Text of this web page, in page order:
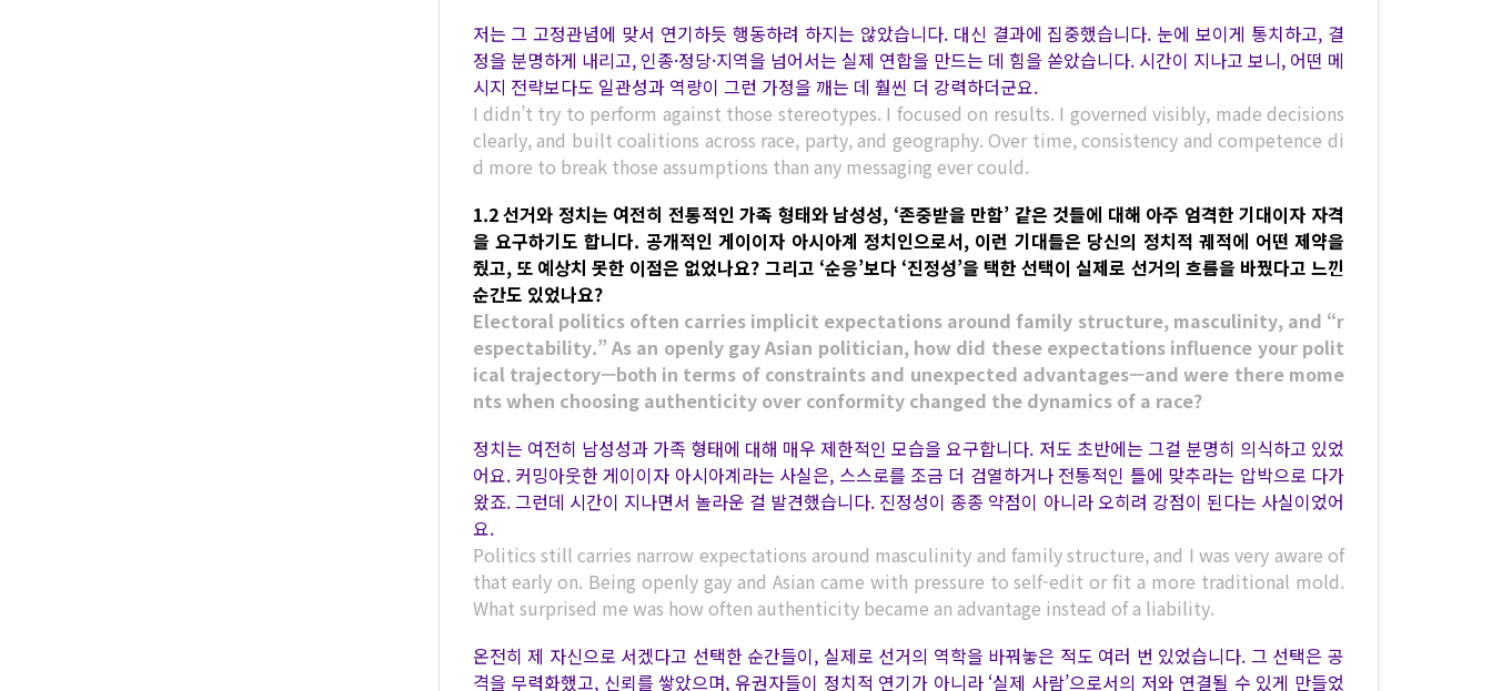
저는 그 고정관념에 맞서 연기하듯 행동하려 하지는 않았습니다. 대신 결과에 집중했습니다. 눈에 보이게 통치하고, 결
정을 분명하게 내리고, 인종·정당·지역을 넘어서는 실제 연합을 만드는 데 힘을 쏟았습니다. 시간이 지나고 보니, 어떤 메
시지 전략보다도 일관성과 역량이 그런 가정을 깨는 데 훨씬 더 강력하더군요.
I didn’t try to perform against those stereotypes. I focused on results. I governed visibly, made decisions
clearly, and built coalitions across race, party, and geography. Over time, consistency and competence di
d more to break those assumptions than any messaging ever could.
1.2 선거와 정치는 여전히 전통적인 가족 형태와 남성성, ‘존중받을 만함’ 같은 것들에 대해 아주 엄격한 기대이자 자격
을 요구하기도 합니다. 공개적인 게이이자 아시아계 정치인으로서, 이런 기대들은 당신의 정치적 궤적에 어떤 제약을
줬고, 또 예상치 못한 이점은 없었나요? 그리고 ‘순응’보다 ‘진정성’을 택한 선택이 실제로 선거의 흐름을 바꿨다고 느낀
순간도 있었나요?
Electoral politics often carries implicit expectations around family structure, masculinity, and “r
espectability.” As an openly gay Asian politician, how did these expectations influence your polit
ical trajectory—both in terms of constraints and unexpected advantages—and were there mome
nts when choosing authenticity over conformity changed the dynamics of a race?
정치는 여전히 남성성과 가족 형태에 대해 매우 제한적인 모습을 요구합니다. 저도 초반에는 그걸 분명히 의식하고 있었
어요. 커밍아웃한 게이이자 아시아계라는 사실은, 스스로를 조금 더 검열하거나 전통적인 틀에 맞추라는 압박으로 다가
왔죠. 그런데 시간이 지나면서 놀라운 걸 발견했습니다. 진정성이 종종 약점이 아니라 오히려 강점이 된다는 사실이었어
요.
Politics still carries narrow expectations around masculinity and family structure, and I was very aware of
that early on. Being openly gay and Asian came with pressure to self-edit or fit a more traditional mold.
What surprised me was how often authenticity became an advantage instead of a liability.
온전히 제 자신으로 서겠다고 선택한 순간들이, 실제로 선거의 역학을 바꿔놓은 적도 여러 번 있었습니다. 그 선택은 공
격을 무력화했고, 신뢰를 쌓았으며, 유권자들이 정치적 연기가 아니라 ‘실제 사람’으로서의 저와 연결될 수 있게 만들었